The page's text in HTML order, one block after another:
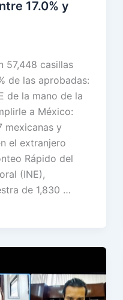
17.0% y
57,448 casillas
de las aprobadas:
de la mano de la
a México:
mexicanas y
el extranjero
Rápido del
(INE),
de 1,830 …